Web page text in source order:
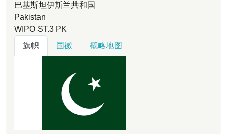
巴基斯坦伊斯兰共和国
Pakistan
WIPO ST.3 PK
旗帜
国徽 概略地图